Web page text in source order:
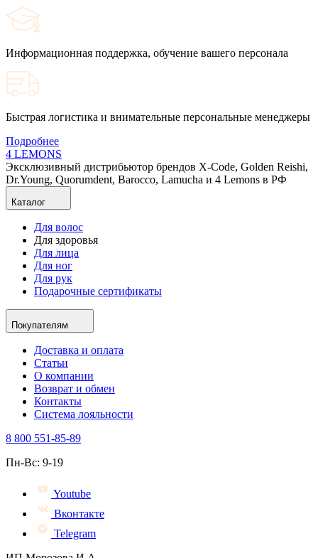
Информационная поддержка, обучение вашего персонала
Быстрая логистика и внимательные персональные менеджеры
Подробнее
4 LEMONS
Эксклюзивный дистрибьютор брендов X-Code, Golden Reishi,
Dr.Young, Quorumdent, Barocco, Lamucha и 4 Lemons в РФ
Каталог
Для волос
Для здоровья
Для лица
Для ног
Для рук
Подарочные сертификаты
Покупателям
Доставка и оплата
Статьи
О компании
Возврат и обмен
Контакты
Система лояльности
8 800 551-85-89
Пн-Вс: 9-19
Youtube
Вконтакте
Telegram